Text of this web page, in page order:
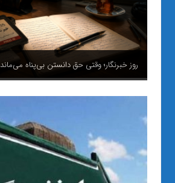
روز خبرنگار؛ وقتی حق دانستن بی‌پناه می‌ماند